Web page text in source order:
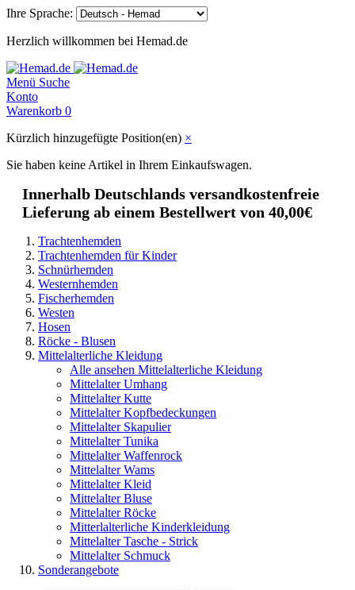
Ihre Sprache:
Herzlich willkommen bei Hemad.de
Menü Suche
Konto
Warenkorb 0
Kürzlich hinzugefügte Position(en) ×
Sie haben keine Artikel in Ihrem Einkaufswagen.
Innerhalb Deutschlands versandkostenfreie
Lieferung ab einem Bestellwert von 40,00€
Trachtenhemden
Trachtenhemden für Kinder
Schnürhemden
Westernhemden
Fischerhemden
Westen
Hosen
Röcke - Blusen
Mittelalterliche Kleidung
Alle ansehen Mittelalterliche Kleidung
Mittelalter Umhang
Mittelalter Kutte
Mittelalter Kopfbedeckungen
Mittelalter Skapulier
Mittelalter Tunika
Mittelalter Waffenrock
Mittelalter Wams
Mittelalter Kleid
Mittelalter Bluse
Mittelalter Röcke
Mitterlalterliche Kinderkleidung
Mittelalter Tasche - Strick
Mittelalter Schmuck
Sonderangebote